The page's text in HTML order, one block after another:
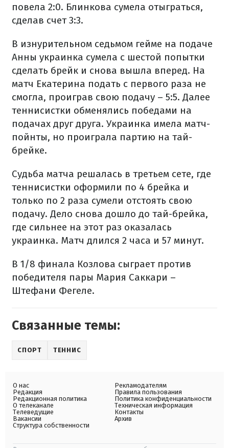
повела 2:0. Блинкова сумела отыграться,
сделав счет 3:3.
В изнурительном седьмом гейме на подаче
Анны украинка сумела с шестой попытки
сделать брейк и снова вышла вперед. На
матч Екатерина подать с первого раза не
смогла, проиграв свою подачу – 5:5. Далее
теннисистки обменялись победами на
подачах друг друга. Украинка имела матч-
пойнты, но проиграла партию на тай-
брейке.
Судьба матча решалась в третьем сете, где
теннисистки оформили по 4 брейка и
только по 2 раза сумели отстоять свою
подачу. Дело снова дошло до тай-брейка,
где сильнее на этот раз оказалась
украинка. Матч длился 2 часа и 57 минут.
В 1/8 финала Козлова сыграет против
победителя пары Мария Саккари –
Штефани Фегеле.
Связанные темы:
СПОРТ ТЕННИС
О нас
Редакция
Редакционная политика
О телеканале
Телеведущие
Вакансии
Структура собственности
Рекламодателям
Правила пользования
Политика конфиденциальности
Техническая информация
Контакты
Архив